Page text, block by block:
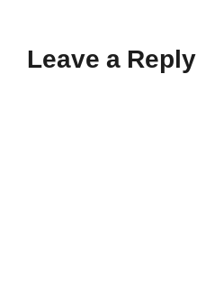
Leave a Reply